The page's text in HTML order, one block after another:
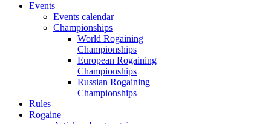
Events
Events calendar
Championships
World Rogaining
Championships
European Rogaining
Championships
Russian Rogaining
Championships
Rules
Rogaine